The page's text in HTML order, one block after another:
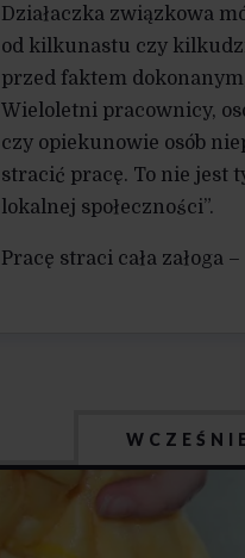
Działaczka związkowa
od kilkunastu czy
przed faktem
Wieloletni pracownicy,
czy opiekunowie osób
stracić pracę. To nie jest
lokalnej społeczności”.
Pracę straci cała załoga –